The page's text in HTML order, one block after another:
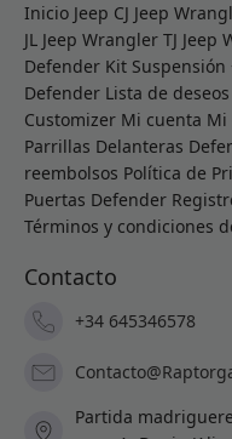
Inicio Jeep CJ Jeep
JL Jeep Wrangler TJ Jeep
Defender Kit
Defender Lista de deseos
Customizer Mi cuenta Mi
Parrillas Delanteras
reembolsos Política de
Puertas Defender
Términos y condiciones
Contacto
+34 645346578
Partida